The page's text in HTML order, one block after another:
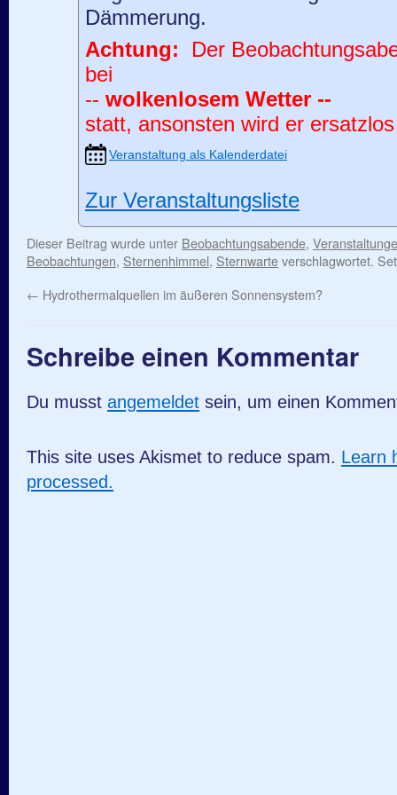
Dämmerung.
Achtung: Der
bei
-- wolkenlosem Wetter --
statt, ansonsten wird er
Veranstaltung als Kalenderdatei
Zur Veranstaltungsliste
Dieser Beitrag wurde unter Beobachtungsabende,
Beobachtungen, Sternenhimmel, Sternwarteverschlagwortet.
← Hydrothermalquellen im äußeren Sonnensystem?
Schreibe einen Kommentar
Du musst angemeldet sein, um einen
This site uses Akismet to reduce spam. Learn
processed.